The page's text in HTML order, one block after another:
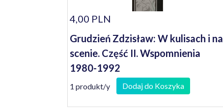
4,00 PLN
Grudzień Zdzisław: W kulisach i na
scenie. Część II. Wspomnienia
1980-1992
1 produkt/y Dodaj do Koszyka